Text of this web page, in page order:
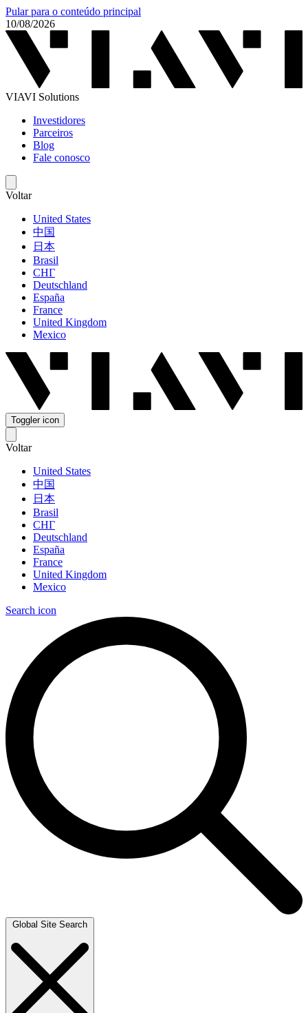
Pular para o conteúdo principal
10/08/2026
VIAVI Solutions
Investidores
Parceiros
Blog
Fale conosco
Voltar
United States
中国
日本
Brasil
СНГ
Deutschland
España
France
United Kingdom
Mexico
Toggler icon
Voltar
United States
中国
日本
Brasil
СНГ
Deutschland
España
France
United Kingdom
Mexico
Search icon
Global Site Search